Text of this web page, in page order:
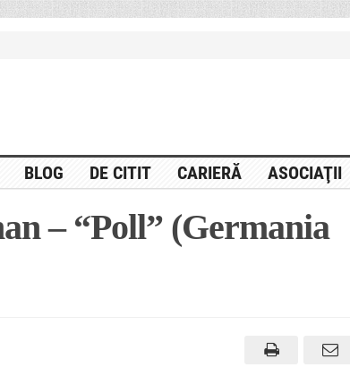
BLOG DE CITIT CARIERĂ ASOCIAŢII
– “Poll” (Germania